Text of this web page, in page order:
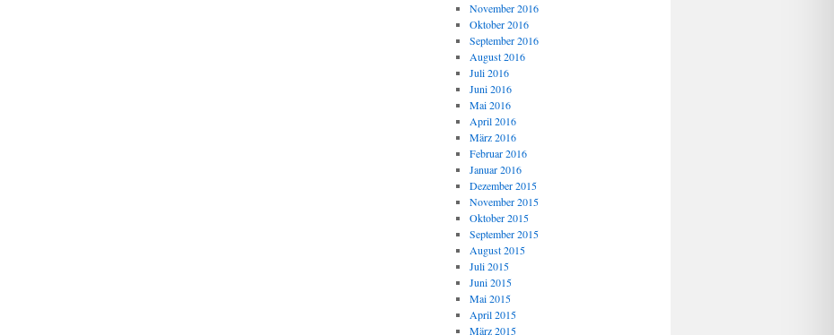
November 2016
Oktober 2016
September 2016
August 2016
Juli 2016
Juni 2016
Mai 2016
April 2016
März 2016
Februar 2016
Januar 2016
Dezember 2015
November 2015
Oktober 2015
September 2015
August 2015
Juli 2015
Juni 2015
Mai 2015
April 2015
März 2015